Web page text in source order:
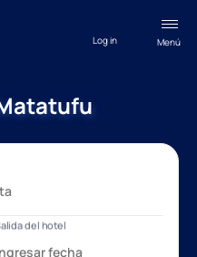
Menú
Log in